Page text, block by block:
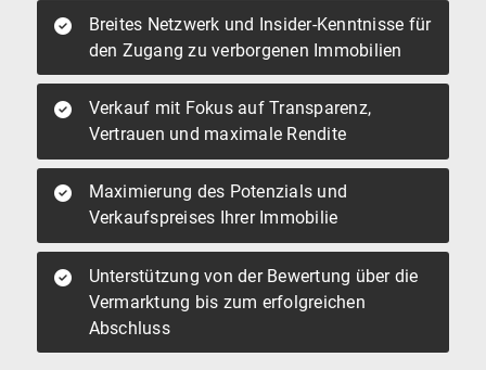
Breites Netzwerk und Insider-Kenntnisse für
den Zugang zu verborgenen Immobilien
Verkauf mit Fokus auf Transparenz,
Vertrauen und maximale Rendite
Maximierung des Potenzials und
Verkaufspreises Ihrer Immobilie
Unterstützung von der Bewertung über die
Vermarktung bis zum erfolgreichen
Abschluss